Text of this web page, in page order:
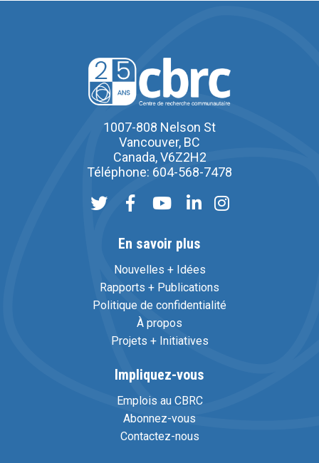
1007-808 Nelson St
Vancouver, BC
Canada, V6Z2H2
Téléphone: 604-568-7478
En savoir plus
Nouvelles + Idées
Rapports + Publications
Politique de confidentialité
À propos
Projets + Initiatives
Impliquez-vous
Emplois au CBRC
Abonnez-vous
Contactez-nous